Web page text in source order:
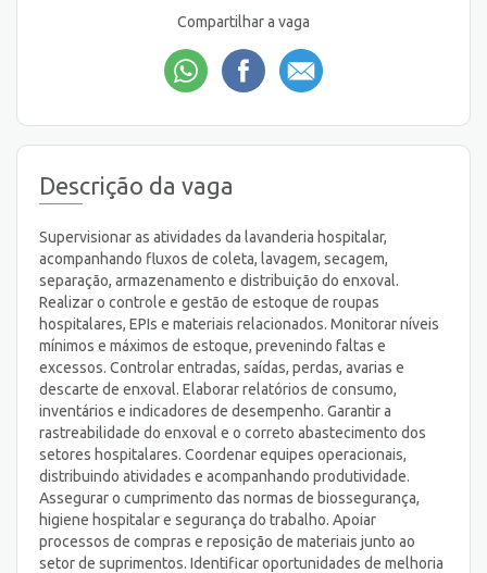
Compartilhar a vaga
Descrição da vaga
Supervisionar as atividades da lavanderia hospitalar,
acompanhando fluxos de coleta, lavagem, secagem,
separação, armazenamento e distribuição do enxoval.
Realizar o controle e gestão de estoque de roupas
hospitalares, EPIs e materiais relacionados. Monitorar níveis
mínimos e máximos de estoque, prevenindo faltas e
excessos. Controlar entradas, saídas, perdas, avarias e
descarte de enxoval. Elaborar relatórios de consumo,
inventários e indicadores de desempenho. Garantir a
rastreabilidade do enxoval e o correto abastecimento dos
setores hospitalares. Coordenar equipes operacionais,
distribuindo atividades e acompanhando produtividade.
Assegurar o cumprimento das normas de biossegurança,
higiene hospitalar e segurança do trabalho. Apoiar
processos de compras e reposição de materiais junto ao
setor de suprimentos. Identificar oportunidades de melhoria